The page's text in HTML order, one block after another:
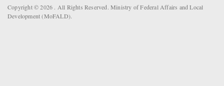
Copyright © 2026 . All Rights Reserved. Ministry of Federal Affairs and Local
Development (MoFALD).